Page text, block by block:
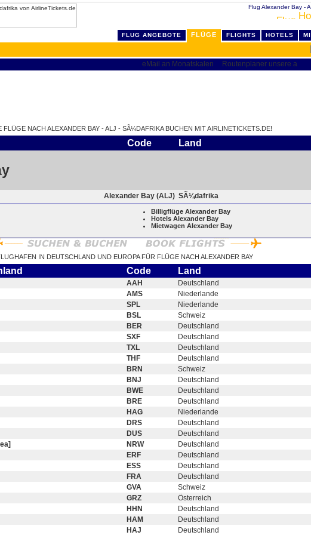
Flug Alexander Bay -
FLUG ANGEBOTE FLÜGE FLIGHTS HOTELS
FLÜGE NACH ALEXANDER BAY - ALJ - SÃ¼DAFRIKA BUCHEN MIT AIRLINETICKETS.DE!
Code Land
Alexander Bay (ALJ) SÃ¼dafrika
Billigflüge Alexander Bay
Hotels Alexander Bay
Mietwagen Alexander Bay
IN DEUTSCHLAND UND EUROPA FÜR FLÜGE NACH ALEXANDER BAY
Code Land
AAH
Deutschland
AMS
Niederlande
SPL
Niederlande
BSL
Schweiz
BER
Deutschland
SXF
Deutschland
TXL
Deutschland
THF
Deutschland
BRN
Schweiz
BNJ
Deutschland
BWE
Deutschland
BRE
Deutschland
HAG
Niederlande
DRS
Deutschland
DUS
Deutschland
NRW
Deutschland
ERF
Deutschland
ESS
Deutschland
FRA
Deutschland
GVA
Schweiz
GRZ
Österreich
HHN
Deutschland
HAM
Deutschland
HAJ Deutschland